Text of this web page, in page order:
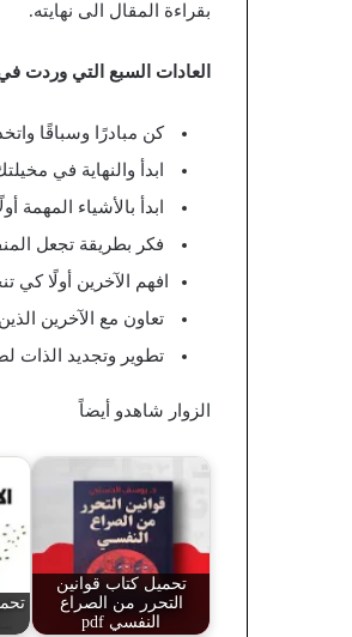
بقراءة المقال الى نهايته.
العادات السبع التي وردت
كن مبادرًا وسباقًا
ابدأ والنهاية في
ابدأ بالأشياء المهمة
فكر بطريقة تجعل
افهم الآخرين أولًا
تعاون مع الآخرين
تطوير وتجديد الذات
الزوار شاهدو أيضاً
تحميل كتاب قوانين
التحرر من الصراع
النفسي pdf